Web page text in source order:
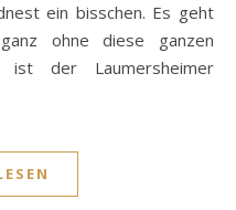
ein bisschen. Es geht
ohne diese ganzen
ist der Laumersheimer